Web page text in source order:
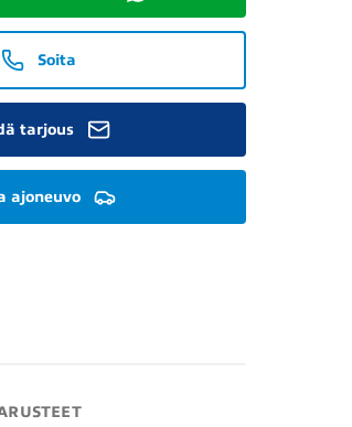
Soita
tarjous
ajoneuvo